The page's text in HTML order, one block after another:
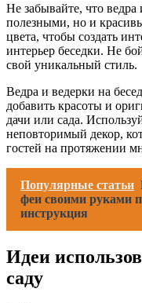
Не забывайте, что ведра
полезными, но и
цвета, чтобы создать
интерьер беседки. Не
свой уникальный стиль.
Ведра и ведерки на
добавить красоты и
дачи или сада.
неповторимый декор,
гостей на протяжении
Популярные статьи
феи своими руками
инструкция
Идеи
саду